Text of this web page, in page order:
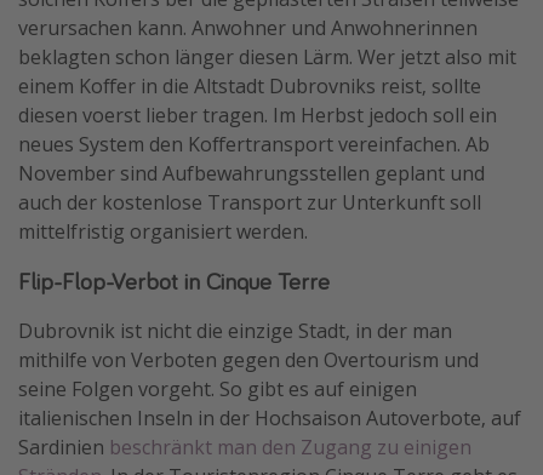
Last Minute Urlaub Mallorca
Last Minute Urlaub Deutschland
verursachen kann. Anwohner und Anwohnerinnen
beklagten schon länger diesen Lärm. Wer jetzt also mit
einem Koffer in die Altstadt Dubrovniks reist, sollte
diesen voerst lieber tragen. Im Herbst jedoch soll ein
neues System den Koffertransport vereinfachen. Ab
November sind Aufbewahrungsstellen geplant und
auch der kostenlose Transport zur Unterkunft soll
mittelfristig organisiert werden.
Flip-Flop-Verbot in Cinque Terre
Dubrovnik ist nicht die einzige Stadt, in der man
mithilfe von Verboten gegen den Overtourism und
seine Folgen vorgeht. So gibt es auf einigen
italienischen Inseln in der Hochsaison Autoverbote, auf
Sardinien beschränkt man den Zugang zu einigen